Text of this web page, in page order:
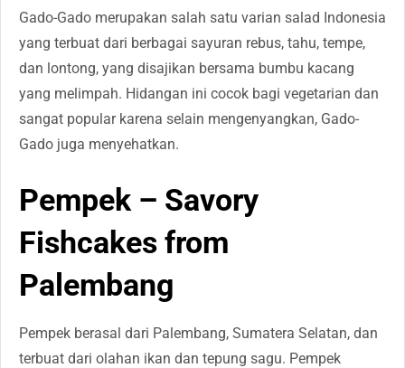
Gado-Gado merupakan salah satu varian salad Indonesia
yang terbuat dari berbagai sayuran rebus, tahu, tempe,
dan lontong, yang disajikan bersama bumbu kacang
yang melimpah. Hidangan ini cocok bagi vegetarian dan
sangat popular karena selain mengenyangkan, Gado-
Gado juga menyehatkan.
Pempek – Savory
Fishcakes from
Palembang
Pempek berasal dari Palembang, Sumatera Selatan, dan
terbuat dari olahan ikan dan tepung sagu. Pempek